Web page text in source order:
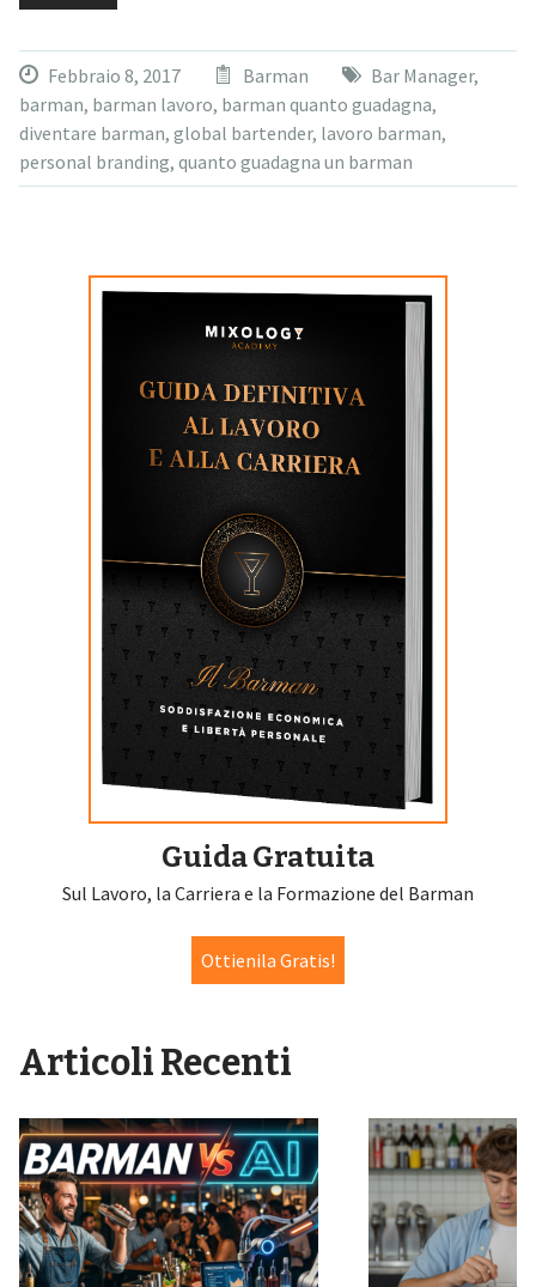
Febbraio 8, 2017 Barman Bar Manager,
barman, barman lavoro, barman quanto guadagna,
diventare barman, global bartender, lavoro barman,
personal branding, quanto guadagna un barman
Guida Gratuita
Sul Lavoro, la Carriera e la Formazione del Barman
Ottienila Gratis!
Articoli Recenti